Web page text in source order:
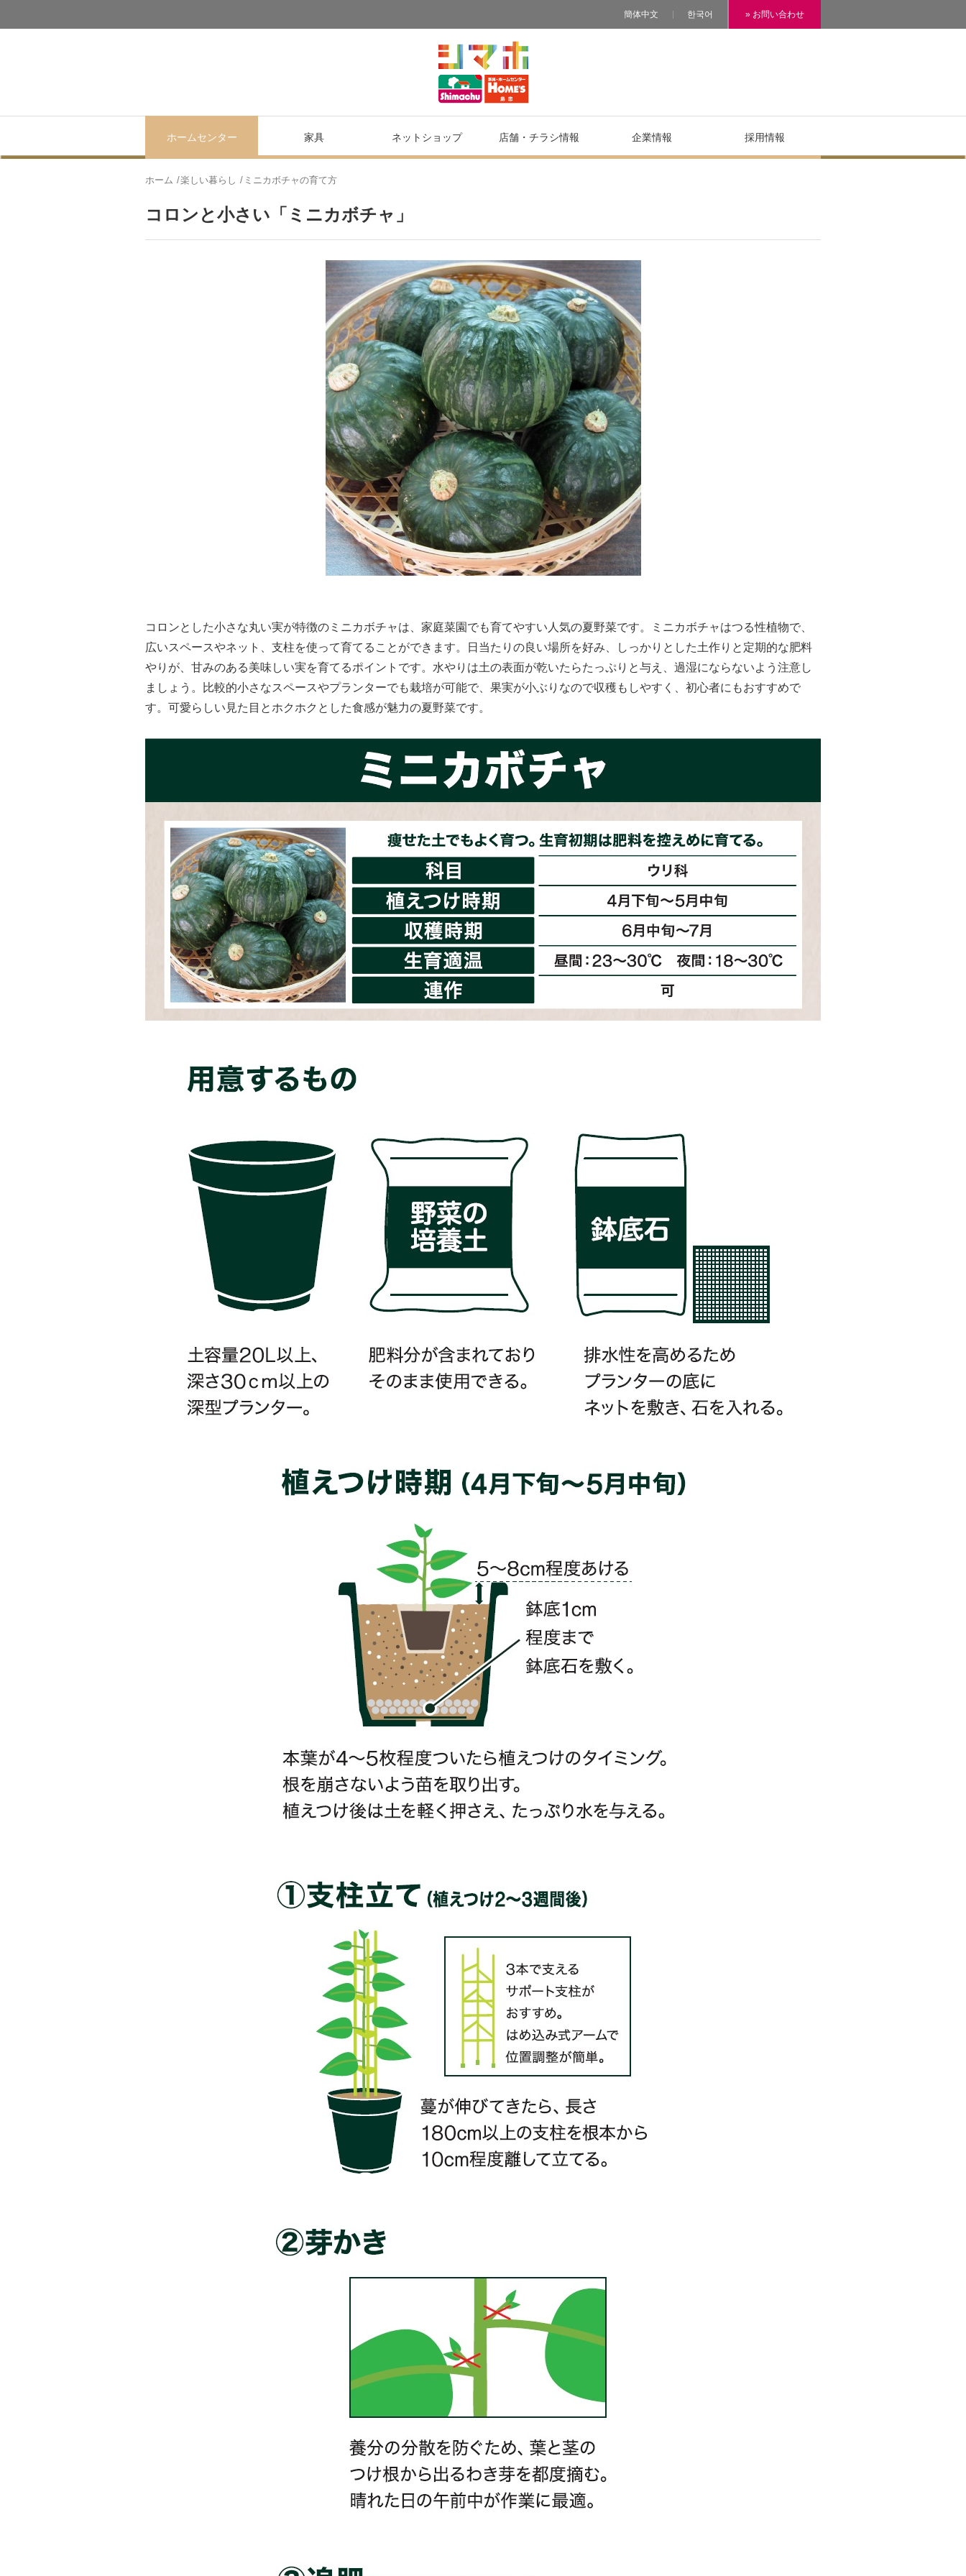
簡体中文 한국어 » お問い合わせ
ホームセンター 家具 ネットショップ 店舗・チラシ情報 企業情報 採用情報
ホーム 楽しい暮らし ミニカボチャの育て方
コロンと小さい「ミニカボチャ」
コロンとした小さな丸い実が特徴のミニカボチャは、家庭菜園でも育てやすい人気の夏野菜です。ミニカボチャはつる性植物で、
広いスペースやネット、支柱を使って育てることができます。日当たりの良い場所を好み、しっかりとした土作りと定期的な肥料
やりが、甘みのある美味しい実を育てるポイントです。水やりは土の表面が乾いたらたっぷりと与え、過湿にならないよう注意し
ましょう。比較的小さなスペースやプランターでも栽培が可能で、果実が小ぶりなので収穫もしやすく、初心者にもおすすめで
す。可愛らしい見た目とホクホクとした食感が魅力の夏野菜です。